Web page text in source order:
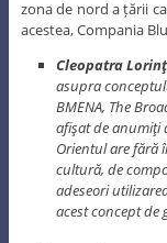
zona de nord a țării
acestea, Compania
Cleopatra
asupra
BMENA, The
afişat de anumiţi
Orientul are fără
cultură, de
adeseori
acest concept de